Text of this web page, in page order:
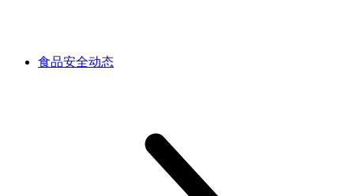
食品安全动态